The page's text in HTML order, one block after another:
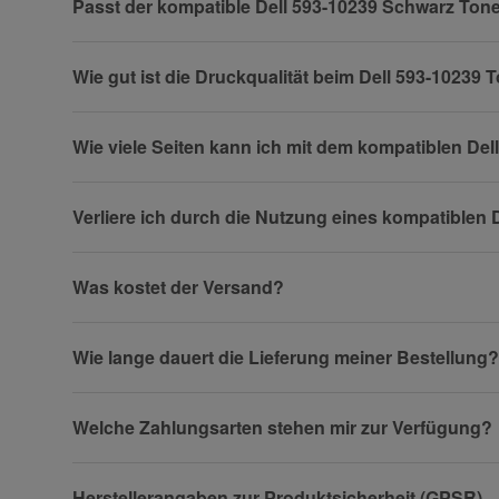
Telefon
Passt der kompatible Dell 593-10239 Schwarz
Wie gut ist die Druckqualität beim Dell 593-10239
Wie viele Seiten kann ich mit dem kompatiblen
Verliere ich durch die Nutzung eines kompatiblen
Was kostet der Versand?
Wie lange dauert die Lieferung meiner Bestellung?
Welche Zahlungsarten stehen mir zur Verfügung?